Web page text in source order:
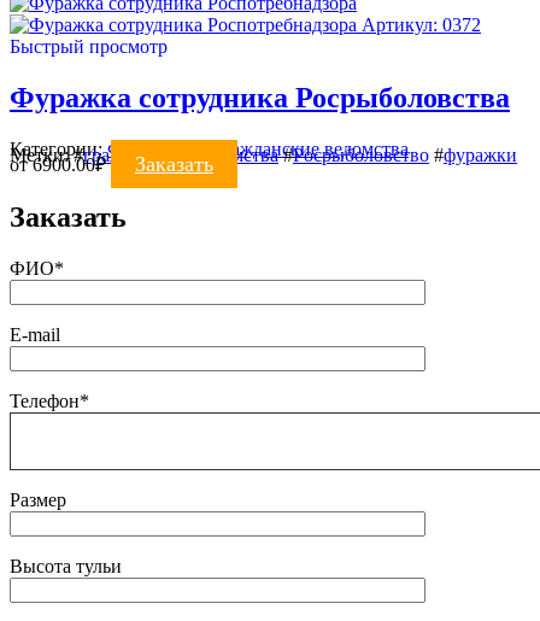
Артикул: 0372
Быстрый просмотр
Фуражка сотрудника Росрыболовства
Категории: ФУРАЖКИ Гражданские ведомства
Метки:#гражданские ведомства#Росрыболовство #фуражки
от6900.00₽ Заказать
Заказать
ФИО*
E-mail
Телефон*
Размер
Высота тульи